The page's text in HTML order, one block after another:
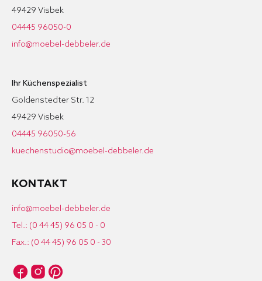
49429 Visbek
04445 96050-0
info@moebel-debbeler.de
Ihr Küchenspezialist
Goldenstedter Str. 12
49429 Visbek
04445 96050-56
kuechenstudio@moebel-debbeler.de
KONTAKT
info@moebel-debbeler.de
Tel.: (0 44 45) 96 05 0 - 0
Fax.: (0 44 45) 96 05 0 - 30